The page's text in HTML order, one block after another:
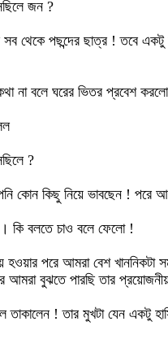
জন ?
থেকে পছন্দের ছাত্র ! তবে
না বলে ঘরের ভিতর প্রবেশ
?
কোন কিছু নিয়ে ভাবছেন ! পরে
কি বলতে চাও বলে ফেলো !
হওয়ার পরে আমরা বেশ
আমরা বুঝতে পারছি তার
! তার মুখটা যেন একটু